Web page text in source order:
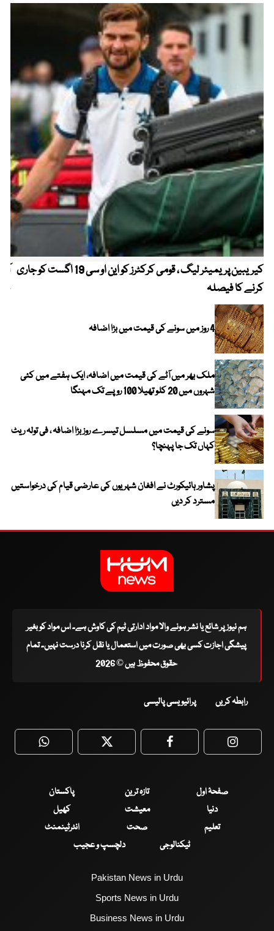
کیریبین پریمیئر لیگ ، قومی کرکٹرز کو این او سی 19 اگست کو جاری
کرنے کا فیصلہ
4 روز میں سونے کی قیمت میں بڑا اضافہ
ملک بھر میں آٹے کی قیمت میں اضافہ، ایک ہفتے میں کئی
شہروں میں 20 کلو تھیلا 100 روپے تک مہنگا
سونے کی قیمت میں مسلسل تیسرے روز بڑا اضافہ ، فی تولہ ریٹ
کہاں تک جا پہنچا؟
پشاور ہائیکورٹ نے افغان شہریوں کی عارضی قیام کی درخواستیں
مسترد کر دیں
ہم نیوز پر شائع یا نشر ہونے والا مواد ادارتی ٹیم کی کاوش ہے۔ اس مواد کو بغیر
پیشگی اجازت کسی بھی صورت میں استعمال یا نقل کرنا درست نہیں۔ تمام
حقوق محفوظ ہیں © 2026
رابطہ کریں پرائیویسی پالیسی
WhatsApp Twitter Facebook
صفحۂ اول تازہ ترین
پاکستان
دنیا
معیشت
کھیل
تعلیم
صحت
انٹرٹینمنٹ
ٹیکنالوجی
دلچسپ و عجیب
Pakistan News in Urdu
Sports News in Urdu
Business News in Urdu